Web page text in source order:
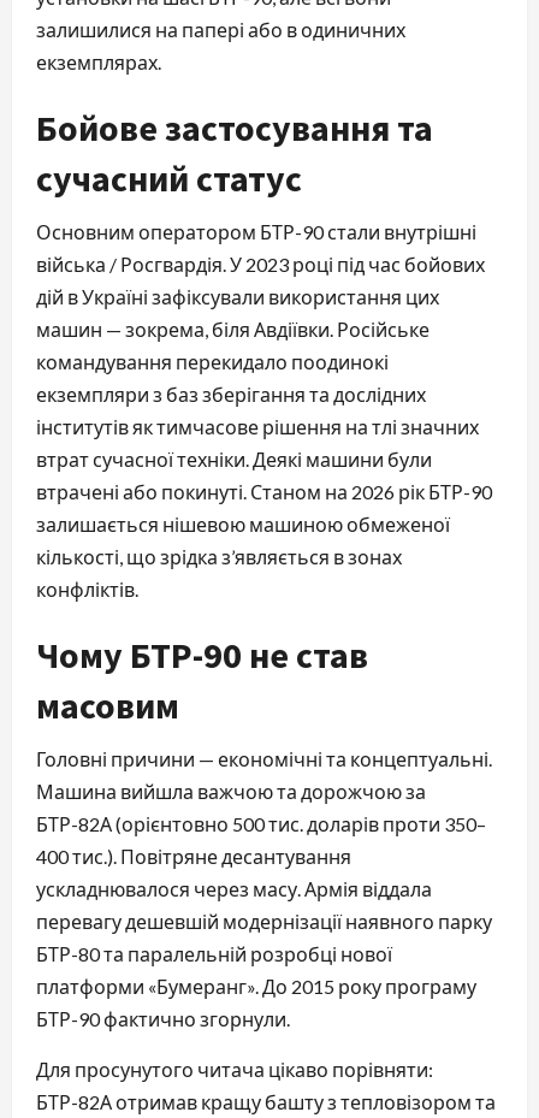
залишилися на папері або в одиничних
екземплярах.
Бойове застосування та
сучасний статус
Основним оператором БТР-90 стали внутрішні
війська / Росгвардія. У 2023 році під час бойових
дій в Україні зафіксували використання цих
машин — зокрема, біля Авдіївки. Російське
командування перекидало поодинокі
екземпляри з баз зберігання та дослідних
інститутів як тимчасове рішення на тлі значних
втрат сучасної техніки. Деякі машини були
втрачені або покинуті. Станом на 2026 рік БТР-90
залишається нішевою машиною обмеженої
кількості, що зрідка з’являється в зонах
конфліктів.
Чому БТР-90 не став
масовим
Головні причини — економічні та концептуальні.
Машина вийшла важчою та дорожчою за
БТР-82А (орієнтовно 500 тис. доларів проти 350–
400 тис.). Повітряне десантування
ускладнювалося через масу. Армія віддала
перевагу дешевшій модернізації наявного парку
БТР-80 та паралельній розробці нової
платформи «Бумеранг». До 2015 року програму
БТР-90 фактично згорнули.
Для просунутого читача цікаво порівняти:
БТР-82А отримав кращу башту з тепловізором та